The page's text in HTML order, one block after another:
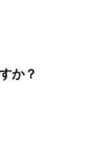
か？